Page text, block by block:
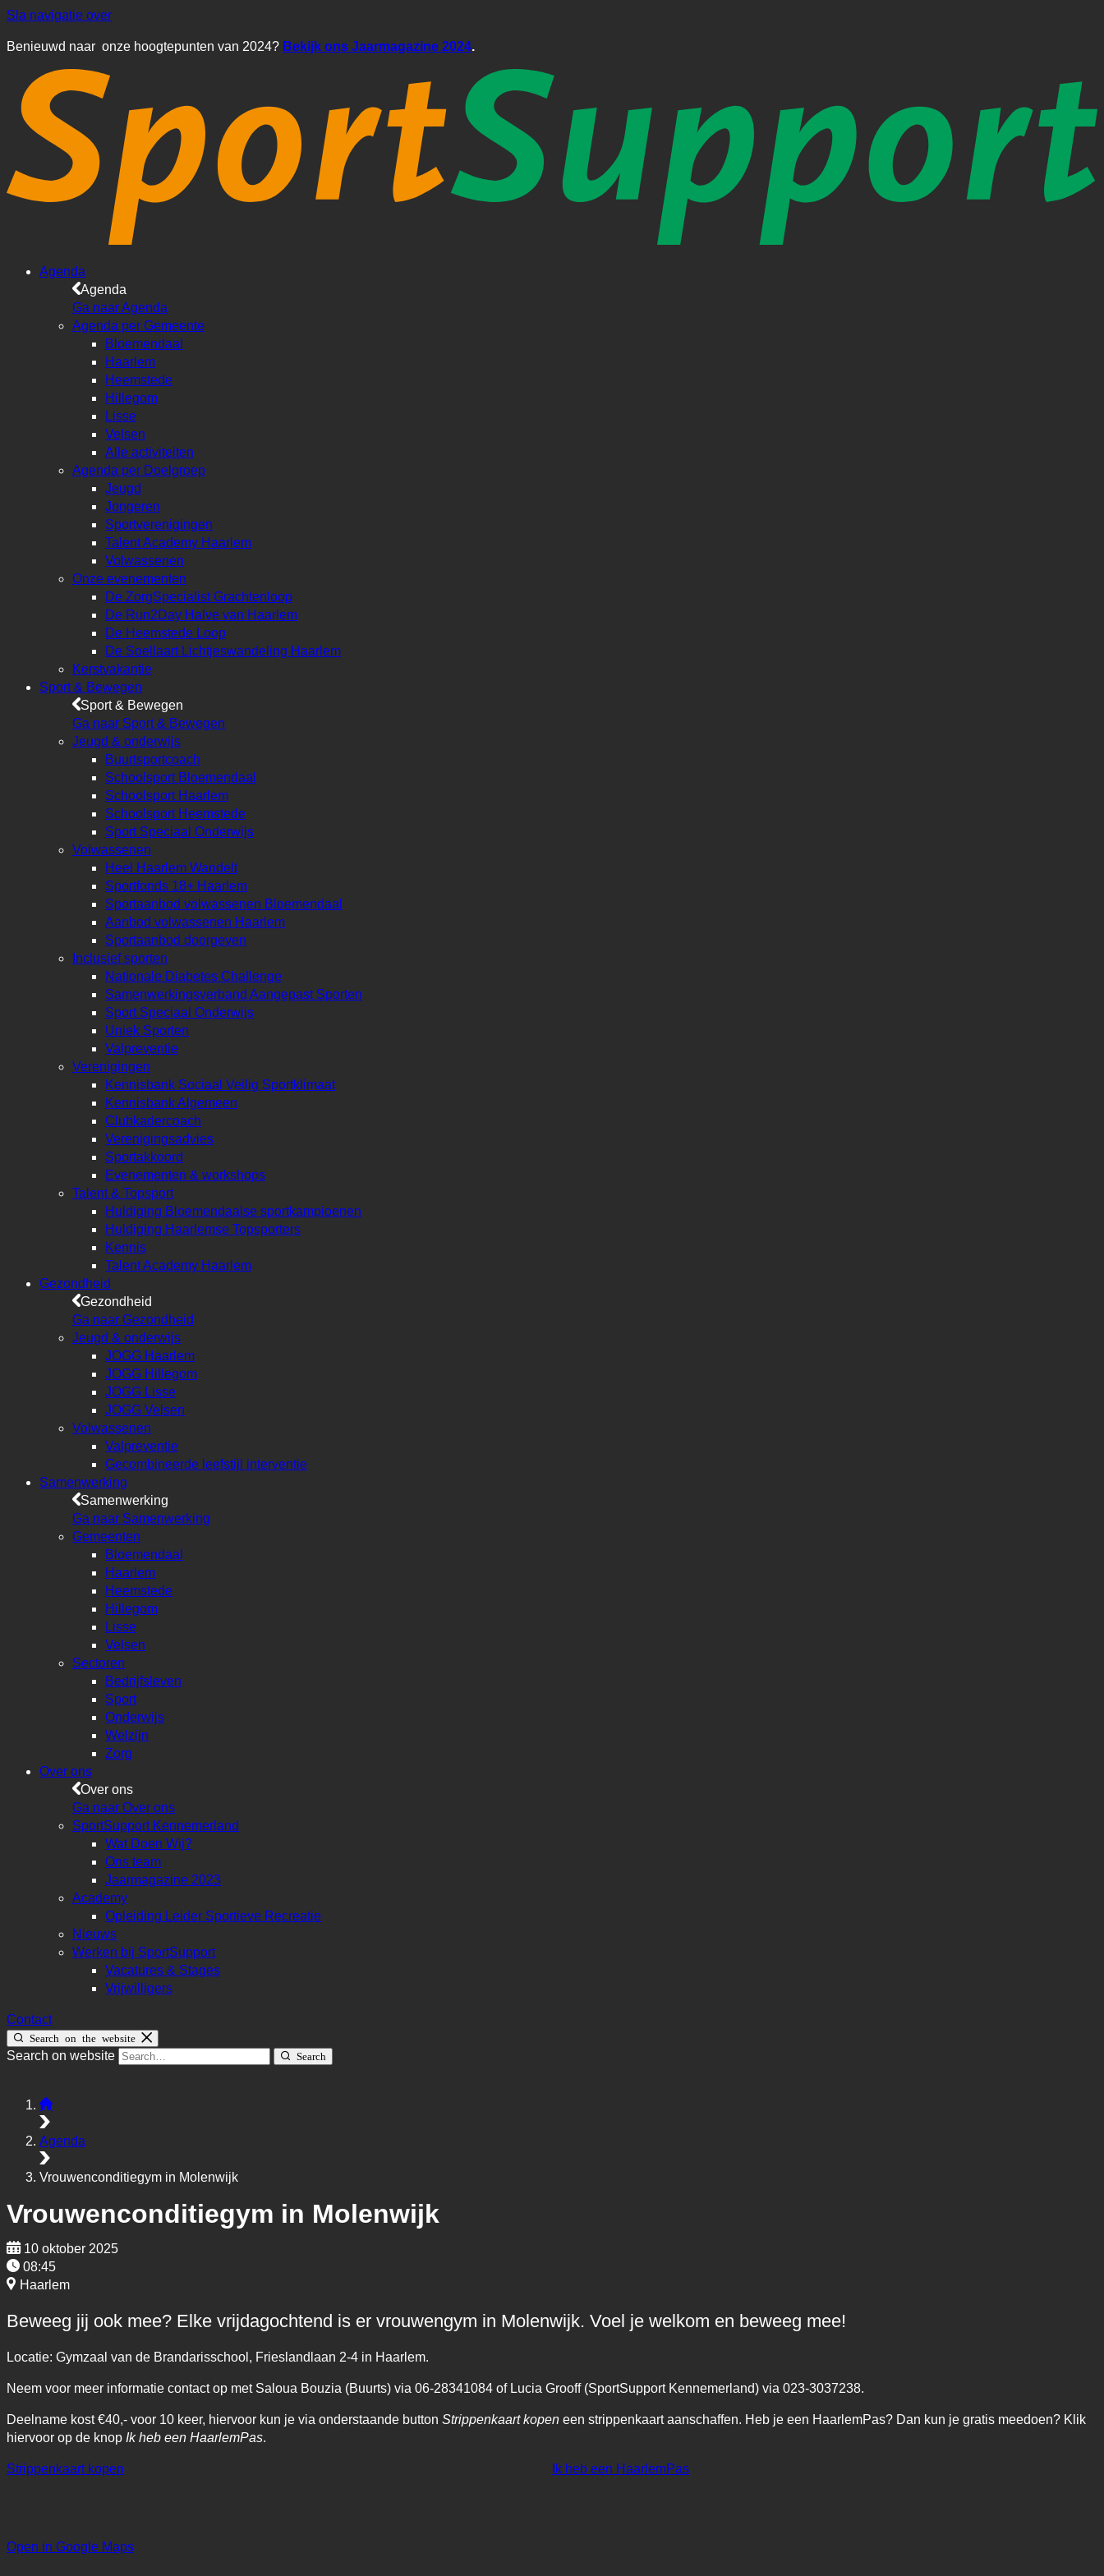
Sla navigatie over
Benieuwd naar onze hoogtepunten van 2024? Bekijk ons Jaarmagazine 2024.
Agenda
Agenda
Ga naar Agenda
Agenda per Gemeente
Bloemendaal
Haarlem
Heemstede
Hillegom
Lisse
Velsen
Alle activiteiten
Agenda per Doelgroep
Jeugd
Jongeren
Sportverenigingen
Talent Academy Haarlem
Volwassenen
Onze evenementen
De ZorgSpecialist Grachtenloop
De Run2Day Halve van Haarlem
De Heemstede Loop
De Soellaart Lichtjeswandeling Haarlem
Kerstvakantie
Sport & Bewegen
Sport & Bewegen
Ga naar Sport & Bewegen
Jeugd & onderwijs
Buurtsportcoach
Schoolsport Bloemendaal
Schoolsport Haarlem
Schoolsport Heemstede
Sport Speciaal Onderwijs
Volwassenen
Heel Haarlem Wandelt
Sportfonds 18+ Haarlem
Sportaanbod volwassenen Bloemendaal
Aanbod volwassenen Haarlem
Sportaanbod doorgeven
Inclusief sporten
Nationale Diabetes Challenge
Samenwerkingsverband Aangepast Sporten
Sport Speciaal Onderwijs
Uniek Sporten
Valpreventie
Verenigingen
Kennisbank Sociaal Veilig Sportklimaat
Kennisbank Algemeen
Clubkadercoach
Verenigingsadvies
Sportakkoord
Evenementen & workshops
Talent & Topsport
Huldiging Bloemendaalse sportkampioenen
Huldiging Haarlemse Topsporters
Kennis
Talent Academy Haarlem
Gezondheid
Gezondheid
Ga naar Gezondheid
Jeugd & onderwijs
JOGG Haarlem
JOGG Hillegom
JOGG Lisse
JOGG Velsen
Volwassenen
Valpreventie
Gecombineerde leefstijl interventie
Samenwerking
Samenwerking
Ga naar Samenwerking
Gemeenten
Bloemendaal
Haarlem
Heemstede
Hillegom
Lisse
Velsen
Sectoren
Bedrijfsleven
Sport
Onderwijs
Welzijn
Zorg
Over ons
Over ons
Ga naar Over ons
SportSupport Kennemerland
Wat Doen Wij?
Ons team
Jaarmagazine 2023
Academy
Opleiding Leider Sportieve Recreatie
Nieuws
Werken bij SportSupport
Vacatures & Stages
Vrijwilligers
Contact
Search on the website
Search on website Search
Agenda
Vrouwenconditiegym in Molenwijk
Vrouwenconditiegym in Molenwijk
10 oktober 2025
08:45
Haarlem
Beweeg jij ook mee? Elke vrijdagochtend is er vrouwengym in Molenwijk. Voel je welkom en beweeg mee!
Locatie: Gymzaal van de Brandarisschool, Frieslandlaan 2-4 in Haarlem.
Neem voor meer informatie contact op met Saloua Bouzia (Buurts) via 06-28341084 of Lucia Grooff (SportSupport Kennemerland) via 023-3037238.
Deelname kost €40,- voor 10 keer, hiervoor kun je via onderstaande button Strippenkaart kopen een strippenkaart aanschaffen. Heb je een HaarlemPas? Dan kun je gratis meedoen? Klik
hiervoor op de knop Ik heb een HaarlemPas.
Strippenkaart kopen Ik heb een HaarlemPas
Open in Google Maps